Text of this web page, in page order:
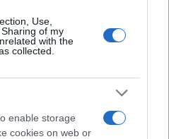
Use,
of my
with the
collected.
enable storage
cookies on web or
sorok várták a
Eli Sharabit